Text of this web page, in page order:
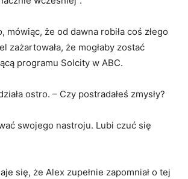
mówiąc, że od dawna robiła coś złego
zażartowała, że ​​mogłaby zostać
programu Solcity w ABC.
ostro. – Czy postradałeś zmysły?
swojego nastroju. Lubi czuć się
się, że Alex zupełnie zapomniał o tej